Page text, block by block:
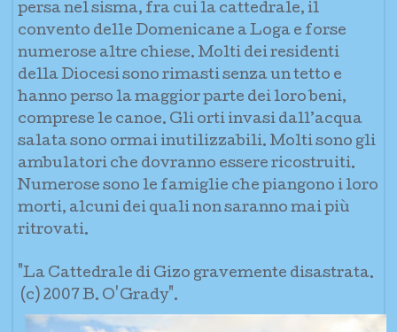
persa nel sisma, fra cui la cattedrale, il
convento delle Domenicane a Loga e forse
numerose altre chiese. Molti dei residenti
della Diocesi sono rimasti senza un tetto e
hanno perso la maggior parte dei loro beni,
comprese le canoe. Gli orti invasi dall’acqua
salata sono ormai inutilizzabili. Molti sono gli
ambulatori che dovranno essere ricostruiti.
Numerose sono le famiglie che piangono i loro
morti, alcuni dei quali non saranno mai più
ritrovati.
"La Cattedrale di Gizo gravemente disastrata.
(c) 2007 B. O'Grady".